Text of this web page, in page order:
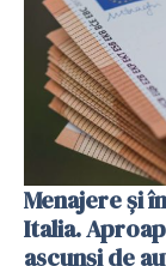
Menajere și
Italia.
ascunși de